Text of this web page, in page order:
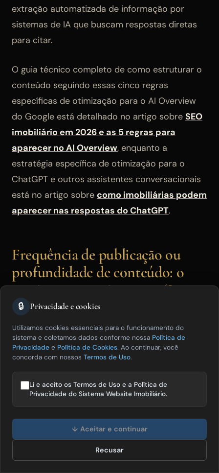
extração automatizada de informação por
sistemas de IA que buscam respostas diretas
para citar.
O guia técnico completo de como estruturar o
conteúdo seguindo essas cinco regras
específicas de otimização para o AI Overview
do Google está detalhado no artigo sobre SEO
imobiliário em 2026 e as 5 regras para
aparecer no AI Overview, enquanto a
estratégia específica de otimização para o
ChatGPT e outros assistentes conversacionais
está no artigo sobre como imobiliárias podem
aparecer nas respostas do ChatGPT.
Frequência de publicação ou
profundidade de conteúdo: o
que importa mais em 2026?
Profundidade e especificidade
importam muito mais do que frequência
de publicação. Um artigo profundo e
não comoditizado por mês supera dez
artigos genéricos semanais em geração
ESTRATÉGIA VOLUME
🔒 Privacidade e cookies
Utilizamos cookies essenciais para o funcionamento do
sistema e coletamos dados conforme nossa Política de
Privacidade e Política de Cookies. Ao continuar, você
concorda com nossos Termos de Uso.
Li e aceito os Termos de Uso e a Política de
Privacidade do Sistema Website Imobiliário.
↓ Aceitar e continuar
Recusar
imóveis? 😊